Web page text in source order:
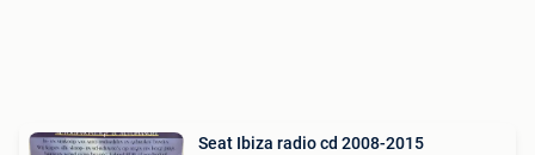
Seat Ibiza radio cd 2008-2015